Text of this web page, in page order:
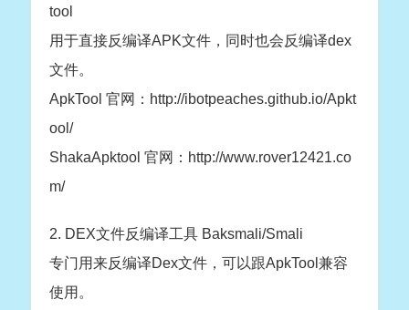
tool
用于直接反编译APK文件，同时也会反编译dex
文件。
ApkTool 官网：http://ibotpeaches.github.io/Apkt
ool/
ShakaApktool 官网：http://www.rover12421.co
m/
2. DEX文件反编译工具 Baksmali/Smali
专门用来反编译Dex文件，可以跟ApkTool兼容
使用。